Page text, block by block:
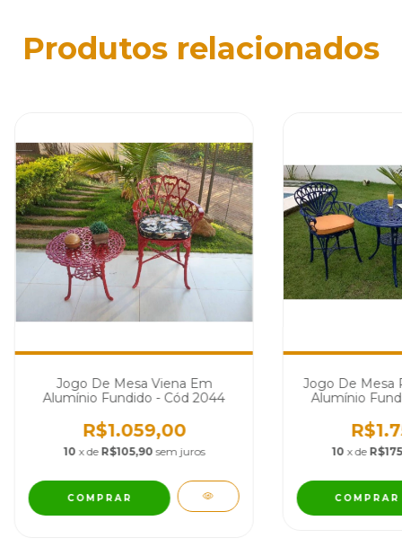
Produtos relacionados
Jogo De Mesa Viena Em
Alumínio Fundido - Cód 2044
R$1.059,00
10 x de R$105,90 sem juros
Jogo De Mesa
Alumínio
10 x de
COMPRAR